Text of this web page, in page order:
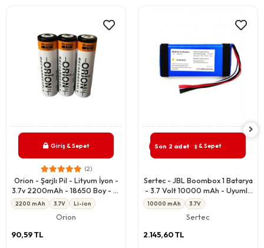
Giriş & Sepet
(2)
Orion - Şarjlı Pil - Lityum İyon -
3.7v 2200mAh - 18650 Boy - 5c
- Başlı
2200 mAh 3.7V Li-ion
Orion
90,59 TL
Son 2 adetGiriş & Sepet
Sertec - JBL Boombox 1 Batarya
- 3.7 Volt 10000 mAh - Uyumlu
Yedek Pil
10000 mAh 3.7V
Sertec
2.145,60 TL